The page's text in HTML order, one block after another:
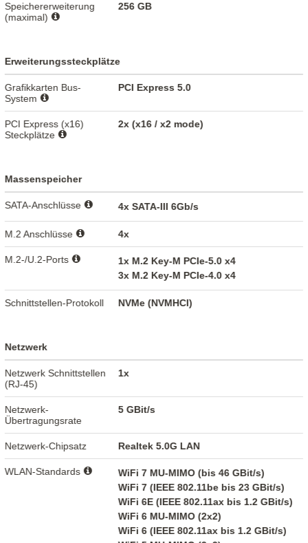
Speichererweiterung
(maximal)
256 GB
Erweiterungssteckplätze
Grafikkarten Bus-
System
PCI Express 5.0
PCI Express (x16)
Steckplätze
2x (x16 / x2 mode)
Massenspeicher
SATA-Anschlüsse 4x SATA-III 6Gb/s
M.2 Anschlüsse 4x
M.2-/U.2-Ports
1x M.2 Key-M PCIe-5.0 x4
3x M.2 Key-M PCIe-4.0 x4
Schnittstellen-Protokoll NVMe (NVMHCI)
Netzwerk
Netzwerk Schnittstellen
(RJ-45)
1x
Netzwerk-
Übertragungsrate
5 GBit/s
Netzwerk-Chipsatz Realtek 5.0G LAN
WLAN-Standards
WiFi 7 MU-MIMO (bis 46 GBit/s)
WiFi 7 (IEEE 802.11be bis 23 GBit/s)
WiFi 6E (IEEE 802.11ax bis 1.2 GBit/s)
WiFi 6 MU-MIMO (2x2)
WiFi 6 (IEEE 802.11ax bis 1.2 GBit/s)